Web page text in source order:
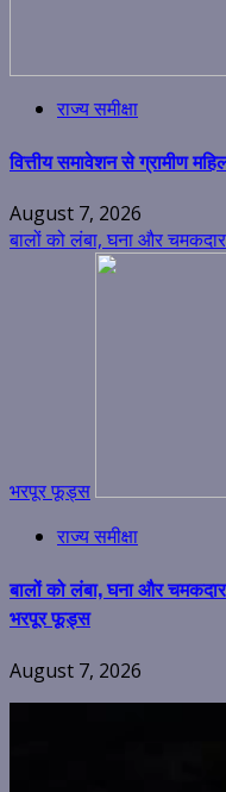
राज्य समीक्षा
वित्तीय समावेशन से ग्रामीण
August 7, 2026
बालों को लंबा, घना और
भरपूर फूड्स
राज्य समीक्षा
बालों को लंबा, घना और
भरपूर फूड्स
August 7, 2026